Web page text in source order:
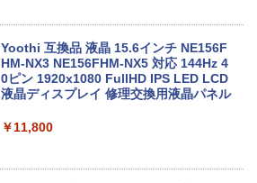
【全品最大2500円OFFクーポン】【贅沢
な性能を手の届く価格でCorei5 CPU+Off
ice2019 H&B】 富士通 LIFEBOOK A577
SSD128GB/256GB/512GB/1TB DVD テ
6インチ
Yoothi 互換品 液晶 15.6インチ NE156F
HM-NX3 NE156FHM-NX5 対応 144Hz 4
0ピン 1920x1080 FullHD IPS LED LCD
液晶ディスプレイ 修理交換用液晶パネル
￥11,800